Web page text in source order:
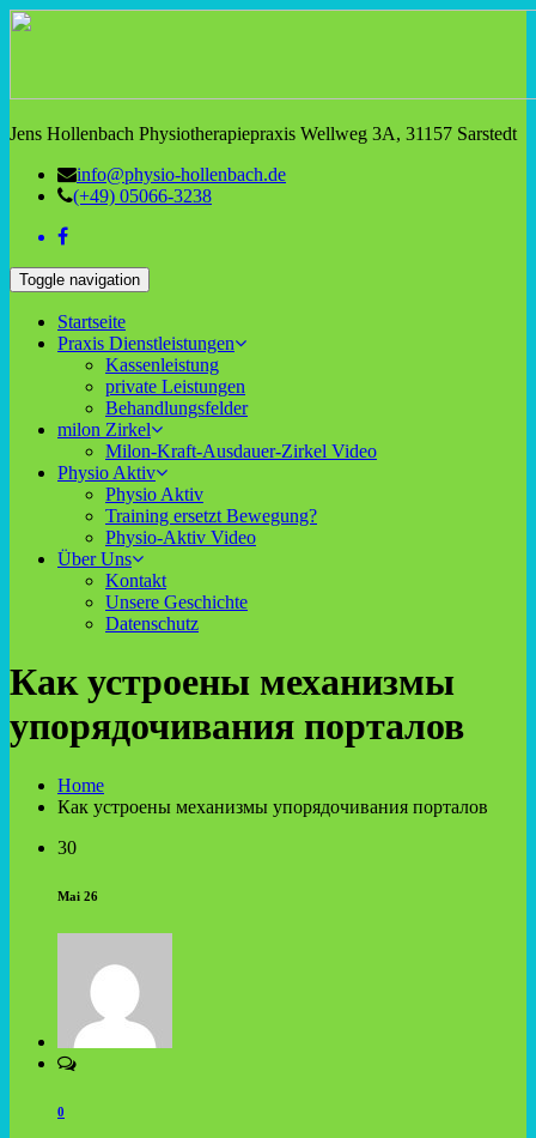
Jens Hollenbach Physiotherapiepraxis Wellweg 3A, 31157 Sarstedt
info@physio-hollenbach.de
(+49) 05066-3238
Toggle navigation
Startseite
Praxis Dienstleistungen
Kassenleistung
private Leistungen
Behandlungsfelder
milon Zirkel
Milon-Kraft-Ausdauer-Zirkel Video
Physio Aktiv
Physio Aktiv
Training ersetzt Bewegung?
Physio-Aktiv Video
Über Uns
Kontakt
Unsere Geschichte
Datenschutz
Как устроены механизмы
упорядочивания порталов
Home
Как устроены механизмы упорядочивания порталов
30
Mai 26
0